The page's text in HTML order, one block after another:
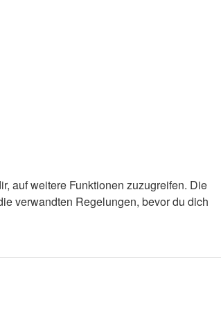
auf weitere Funktionen zuzugreifen. Die
verwandten Regelungen, bevor du dich